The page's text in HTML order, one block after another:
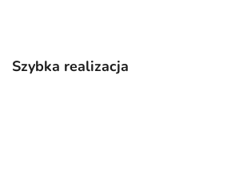
Szybka realizacja